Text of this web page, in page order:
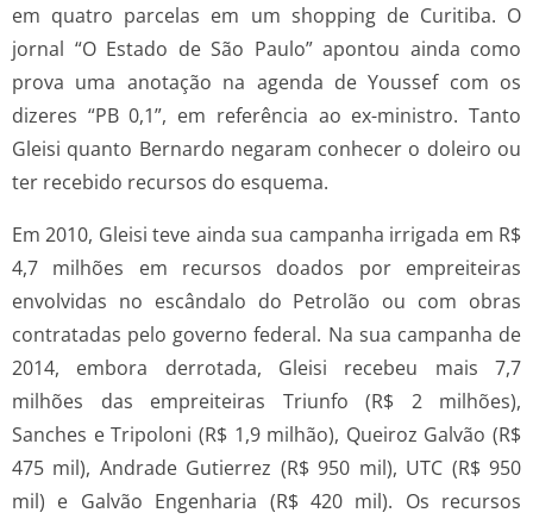
em quatro parcelas em um shopping de Curitiba. O
jornal “O Estado de São Paulo” apontou ainda como
prova uma anotação na agenda de Youssef com os
dizeres “PB 0,1”, em referência ao ex-ministro. Tanto
Gleisi quanto Bernardo negaram conhecer o doleiro ou
ter recebido recursos do esquema.
Em 2010, Gleisi teve ainda sua campanha irrigada em R$
4,7 milhões em recursos doados por empreiteiras
envolvidas no escândalo do Petrolão ou com obras
contratadas pelo governo federal. Na sua campanha de
2014, embora derrotada, Gleisi recebeu mais 7,7
milhões das empreiteiras Triunfo (R$ 2 milhões),
Sanches e Tripoloni (R$ 1,9 milhão), Queiroz Galvão (R$
475 mil), Andrade Gutierrez (R$ 950 mil), UTC (R$ 950
mil) e Galvão Engenharia (R$ 420 mil). Os recursos